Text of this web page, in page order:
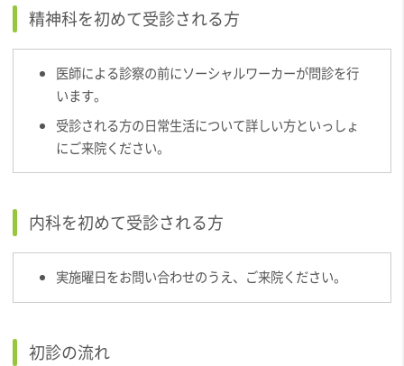
精神科を初めて受診される方
医師による診察の前にソーシャルワーカーが問診を行
います。
受診される方の日常生活について詳しい方といっしょ
にご来院ください。
内科を初めて受診される方
実施曜日をお問い合わせのうえ、ご来院ください。
初診の流れ